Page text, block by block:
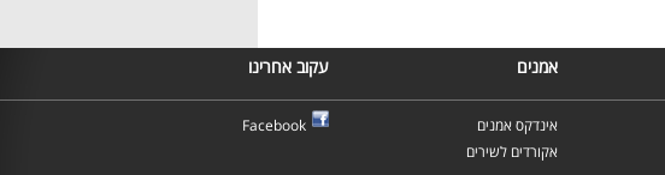
אמנים עקוב אחרינו
אינדקס אמנים
אקורדים לשירים
Facebook